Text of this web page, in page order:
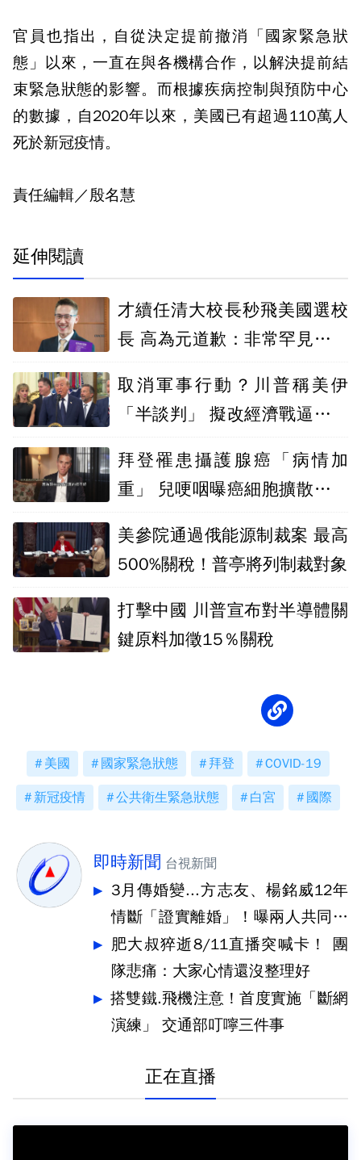
官員也指出，自從決定提前撤消「國家緊急狀
態」以來，一直在與各機構合作，以解決提前結
束緊急狀態的影響。而根據疾病控制與預防中心
的數據，自2020年以來，美國已有超過110萬人
死於新冠疫情。
責任編輯／殷名慧
延伸閱讀
才續任清大校長秒飛美國選校
長 高為元道歉：非常罕見、好
取消軍事行動？川普稱美伊
「半談判」 擬改經濟戰逼伊朗
拜登罹患攝護腺癌「病情加
重」 兒哽咽曝癌細胞擴散至骨
美參院通過俄能源制裁案 最高
500%關稅！普亭將列制裁對象
打擊中國 川普宣布對半導體關
鍵原料加徵15％關稅
美國 國家緊急狀態 拜登 COVID-19
新冠疫情 公共衛生緊急狀態 白宮 國際
即時新聞 台視新聞
3月傳婚變...方志友、楊銘威12年
情斷「證實離婚」！曝兩人共同決
定
肥大叔猝逝8/11直播突喊卡！ 團
隊悲痛：大家心情還沒整理好
搭雙鐵.飛機注意！首度實施「斷網
演練」 交通部叮嚀三件事
正在直播